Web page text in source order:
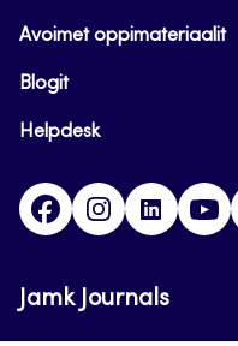
Avoimet oppimateriaalit
Blogit
Helpdesk
FacebookInstagram
Jamk Journals